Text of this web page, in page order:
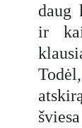
daug
ir